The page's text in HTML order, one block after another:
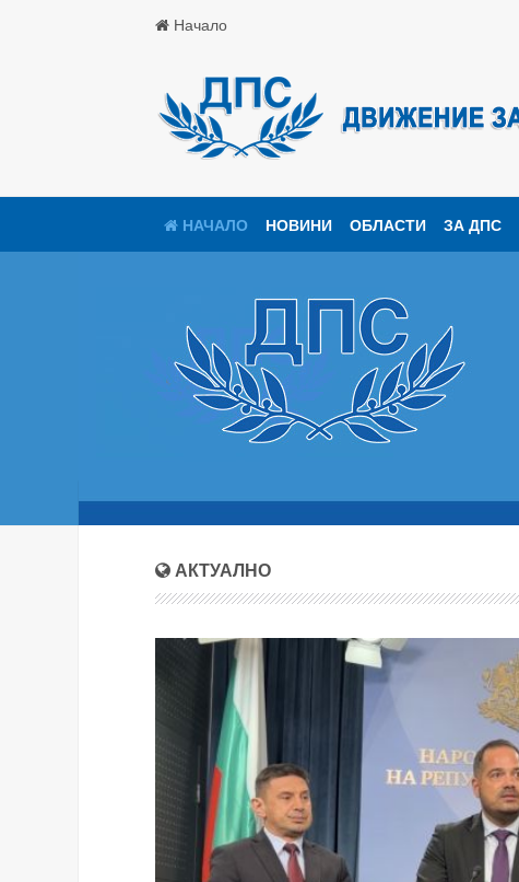
Начало
НАЧАЛО НОВИНИ ОБЛАСТИ ЗА ДПС
АКТУАЛНО